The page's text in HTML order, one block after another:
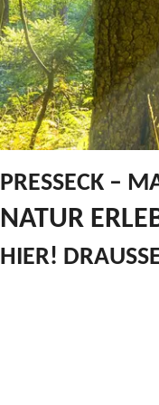
PRESSECK –
NATUR
HIER!